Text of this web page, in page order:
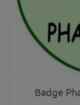
Badge